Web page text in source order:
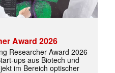
Award 2026
Researcher Award 2026
ups aus Biotech und
im Bereich optischer